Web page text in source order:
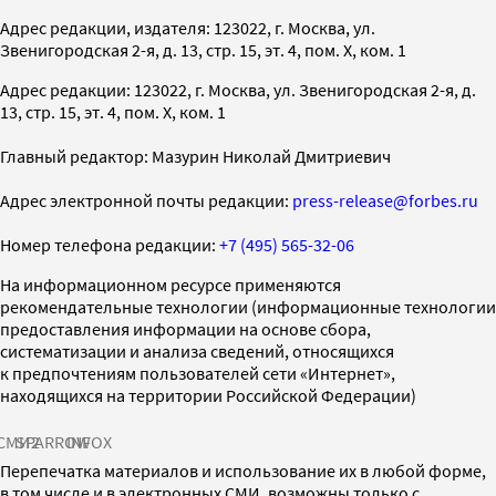
Адрес редакции, издателя: 123022, г. Москва, ул.
Звенигородская 2-я, д. 13, стр. 15, эт. 4, пом. X, ком. 1
Адрес редакции: 123022, г. Москва, ул. Звенигородская 2-я, д.
13, стр. 15, эт. 4, пом. X, ком. 1
Главный редактор: Мазурин Николай Дмитриевич
Адрес электронной почты редакции: press-release@forbes.ru
Номер телефона редакции: +7 (495) 565-32-06
На информационном ресурсе применяются
рекомендательные технологии (информационные технологии
предоставления информации на основе сбора,
систематизации и анализа сведений, относящихся
к предпочтениям пользователей сети «Интернет»,
находящихся на территории Российской Федерации)
SPARROWINFOX
Перепечатка материалов и использование их в любой форме,